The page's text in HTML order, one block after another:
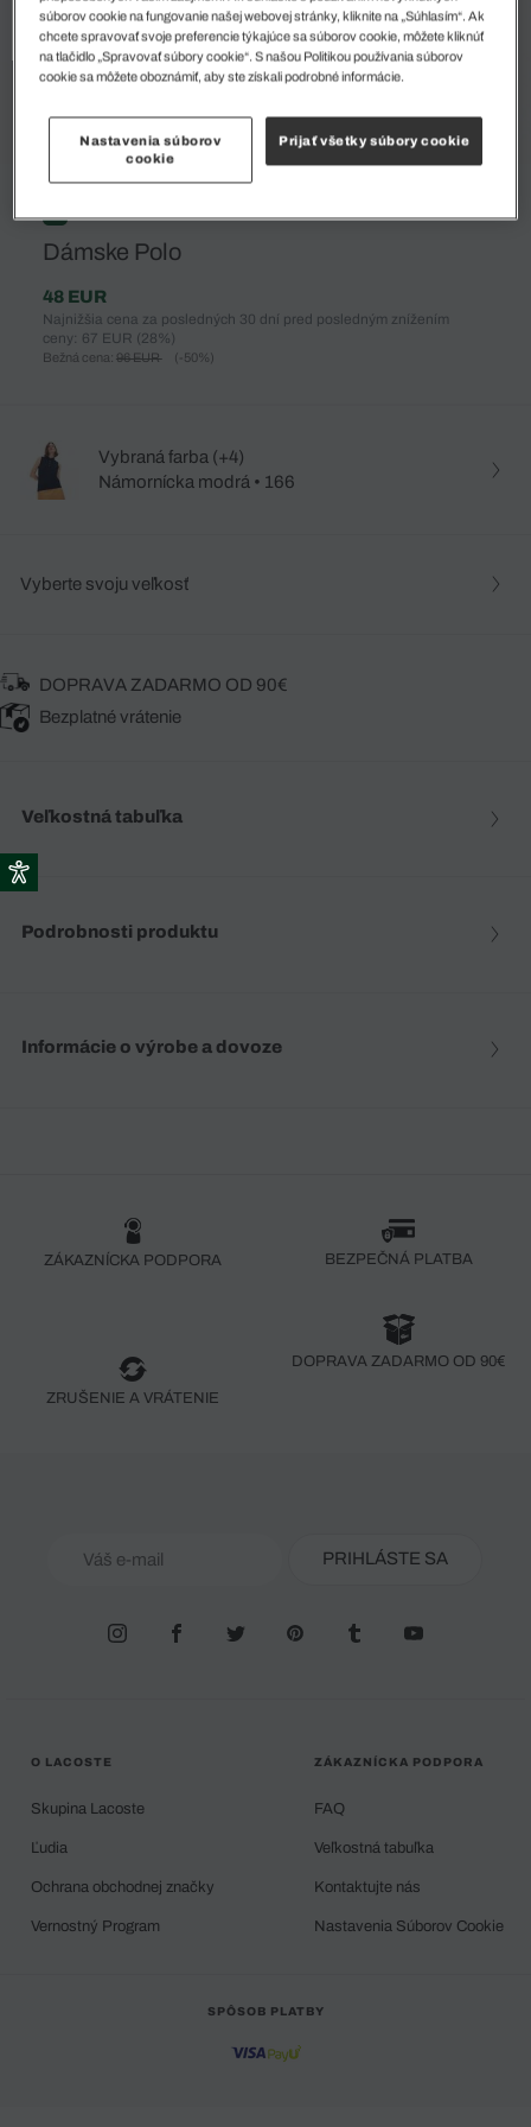
%
Dámske Polo
48 EUR
Najnižšia cena za posledných 30 dní pred posledným znížením
ceny: 67 EUR (28%)
Bežná cena: 96 EUR (-50%)
Vybraná farba (+4)
Námornícka modrá • 166
Vyberte svoju veľkosť
DOPRAVA ZADARMO OD 90€
Bezplatné vrátenie
Veľkostná tabuľka
Podrobnosti produktu
Informácie o výrobe a dovoze
ZÁKAZNÍCKA PODPORA BEZPEČNÁ PLATBA
ZRUŠENIE A VRÁTENIE
DOPRAVA ZADARMO OD 90€
PRIHLÁSTE SA
O LACOSTE
Skupina Lacoste
Ľudia
Ochrana obchodnej značky
Vernostný Program
ZÁKAZNÍCKA PODPORA
FAQ
Veľkostná tabuľka
Kontaktujte nás
Nastavenia Súborov Cookie
SPÔSOB PLATBY
súborov cookie na fungovanie našej webovej stránky, kliknite na „Súhlasím“. Ak
chcete spravovať svoje preferencie týkajúce sa súborov cookie, môžete kliknúť
na tlačidlo „Spravovať súbory cookie“. S našou Politikou používania súborov
cookie sa môžete oboznámiť, aby ste získali podrobné informácie.
Nastavenia súborov
cookie
Prijať všetky súbory cookie